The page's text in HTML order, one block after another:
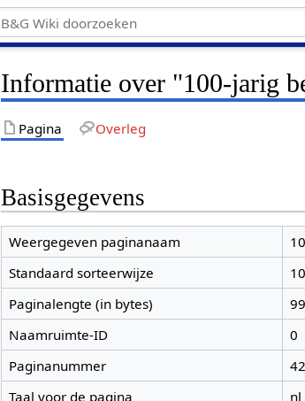
Informatie over "100-jarig
Pagina Overleg
Basisgegevens
Weergegeven paginanaam
Standaard sorteerwijze
Paginalengte (in bytes)
Naamruimte-ID
0
Paginanummer
Taal voor de pagina
nl